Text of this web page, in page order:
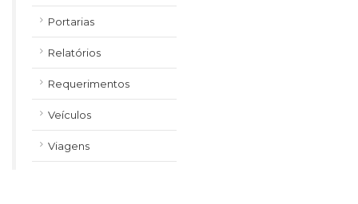
Portarias
Relatórios
Requerimentos
Veículos
Viagens